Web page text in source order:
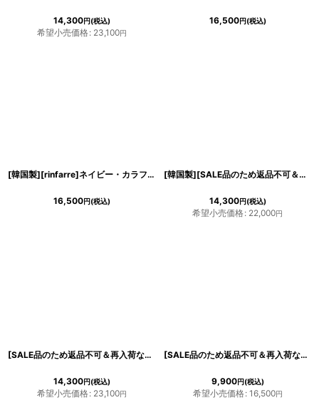
14,300円(税込)
希望小売価格: 23,100円
16,500円(税込)
[韓国製][rinfarre]ネイビー・カラフル・ジオメトリック・Vネック・カシュクール・長袖・マキシ・ロングドレス・ラップワンピース[MIRIN着用][送料無料]
16,500円(税込)
[韓国製][SALE品のため返品不可＆再入荷なしの現品限り][rinfarre]ビビッドカラー・バックル・Vネック・マーメイド・ノースリーブ・インポート・ロングドレス[MIRIN着用]
14,300円(税込)
希望小売価格: 22,000円
[SALE品のため返品不可＆再入荷なしの現品限り][韓国製][rinfarre]ブラックレース・ベージュベース・足元シースルー・セクシー・インポート・キャミソール・タイト・ロングドレス[山崎みどり着用]
14,300円(税込)
希望小売価格: 23,100円
[SALE品のため返品不可＆再入荷なしの現品限り][韓国製][rinfarre]花柄・水彩画風・パステルVネック・カシュクール・七分袖・マキシ・ロングドレス・ワンピース[山崎みどり・黒木麗奈着用]mygygr
9,900円(税込)
希望小売価格: 16,500円